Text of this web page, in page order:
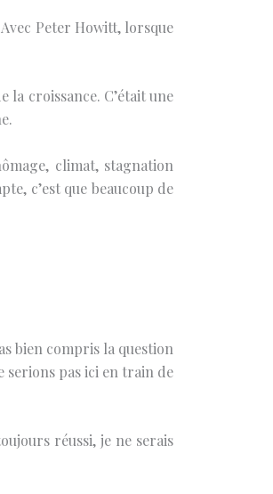
Peter Howitt, lorsque
la croissance. C’était une
climat, stagnation
c’est que beaucoup de
bien compris la question
serions pas ici en train de
réussi, je ne serais